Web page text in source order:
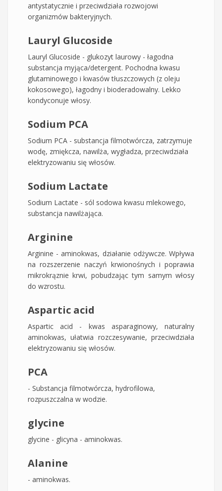
antystatycznie i przeciwdziała rozwojowi
organizmów bakteryjnych.
Lauryl Glucoside
Lauryl Glucoside - glukozyt laurowy - łagodna
substancja myjąca/detergent. Pochodna kwasu
glutaminowego i kwasów tłuszczowych (z oleju
kokosowego), łagodny i bioderadowalny. Lekko
kondyconuje włosy.
Sodium PCA
Sodium PCA - substancja filmotwórcza, zatrzymuje
wodę, zmiękcza, nawilża, wygładza, przeciwdziała
elektryzowaniu się włosów.
Sodium Lactate
Sodium Lactate - sól sodowa kwasu mlekowego,
substancja nawilżająca.
Arginine
Arginine - aminokwas, działanie odżywcze. Wpływa
na rozszerzenie naczyń krwionośnych i poprawia
mikrokrąznie krwi, pobudzając tym samym włosy
do wzrostu.
Aspartic acid
Aspartic acid - kwas asparaginowy, naturalny
aminokwas, ułatwia rozczesywanie, przeciwdziała
elektryzowaniu się włosów.
PCA
- Substancja filmotwórcza, hydrofilowa,
rozpuszczalna w wodzie.
glycine
glycine - glicyna - aminokwas.
Alanine
- aminokwas.